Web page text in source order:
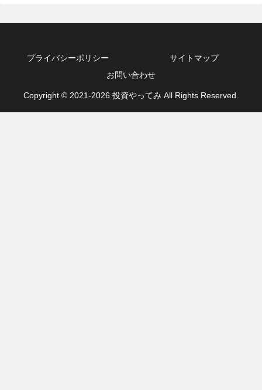
プライバシーポリシー
サイトマップ
お問い合わせ
Copyright © 2021-2026 投資やってみ All Rights Reserved.